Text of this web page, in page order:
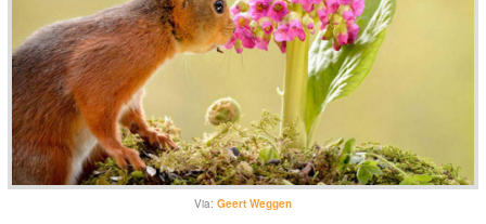
Via: Geert Weggen